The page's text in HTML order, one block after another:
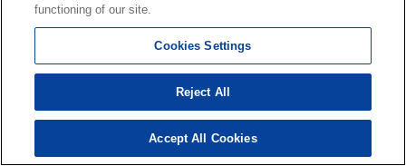
functioning of our site.
Cookies Settings
Reject All
Accept All Cookies